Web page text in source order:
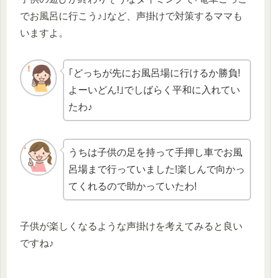
でお風呂に行こう♪｣など、声掛けで対策するママも
いますよ。
｢どっちが先にお風呂場に行けるか勝負!
よーいどん!｣でしばらく平和に入れてい
たわ♪
うちは子供の足を持って手押し車でお風
呂場まで行っていました!楽しんで向かっ
てくれるので助かっていたわ!
子供が楽しくなるような声掛けを考えてみると良い
ですね♪